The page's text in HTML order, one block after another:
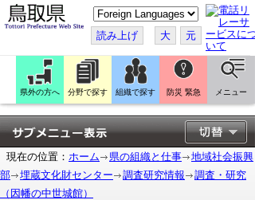
こ
の
ペ
ー
ジ
翻
訳
す
る
読み上げ 大 元
県外の方へ 分野で探す 組織で探す 防災 緊急 メニュー
現在の位置： ホーム 県の組織と仕事
地域社会振興
部
埋蔵文化財センター 調査研究情報
調査・研究
（因幡の中世城館）